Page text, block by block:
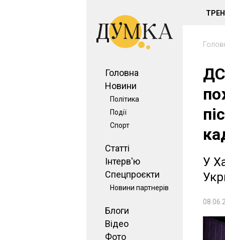
Головна
Новини
Політика
Події
Спорт
Статті
Інтерв'ю
Спецпроєкти
Новини партнерів
Блоги
Відео
Фото
У